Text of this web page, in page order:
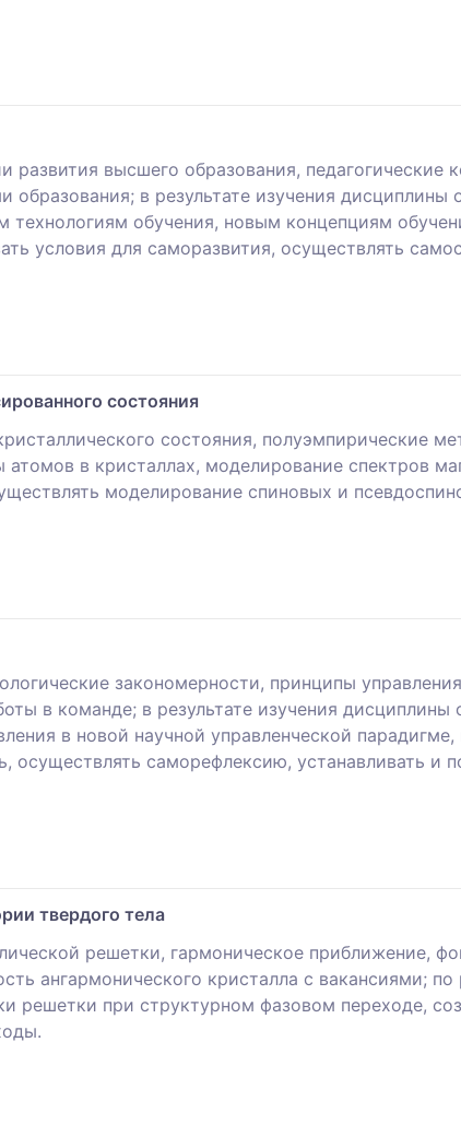
высшего образования, педагогические
образования; в результате изучения
технологиям обучения, новым концепциям
условия для саморазвития, осуществлять
состояния
состояния, полуэмпирические
в кристаллах, моделирование спектров
моделирование спиновых и
закономерности, принципы
в команде; в результате изучения
в новой научной управленческой
осуществлять саморефлексию, устанавливать и
твердого тела
решетки, гармоническое приближение,
ангармонического кристалла с вакансиями;
решетки при структурном фазовом переходе,